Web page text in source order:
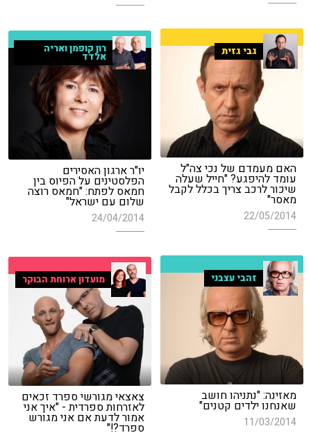
גבי גזית
האם מעמדם של נכי צה"ל
עומד להיפגע? "חייל שעלה
שיכור לרכב צריך בכלל לקבל
מאסר"
22/05/2014
רון קופמן ואריה
אלדד
יו"ר ארגון האסירים
הפלסטינים על הפיוס בין
חמאס לפתח: "חמאס רוצה
שלום עם ישראל"
24/04/2014
זהבי עצבני
מאזינה: "נתניהו חושב
שאנחנו ילדים קטנים"
11/03/2014
מועדון ארוחת הבוקר
צאצאי מגורשי ספרד זכאים
לאזרחות ספרדית - "איך אני
אמור לדעת אם אני מגורש
ספרד?!"